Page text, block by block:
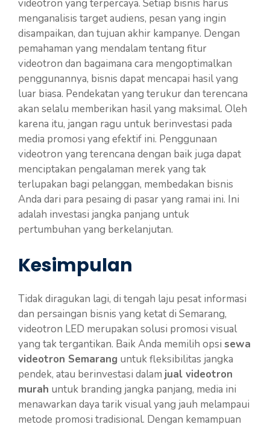
videotron yang terpercaya. Setiap bisnis harus
menganalisis target audiens, pesan yang ingin
disampaikan, dan tujuan akhir kampanye. Dengan
pemahaman yang mendalam tentang fitur
videotron dan bagaimana cara mengoptimalkan
penggunannya, bisnis dapat mencapai hasil yang
luar biasa. Pendekatan yang terukur dan terencana
akan selalu memberikan hasil yang maksimal. Oleh
karena itu, jangan ragu untuk berinvestasi pada
media promosi yang efektif ini. Penggunaan
videotron yang terencana dengan baik juga dapat
menciptakan pengalaman merek yang tak
terlupakan bagi pelanggan, membedakan bisnis
Anda dari para pesaing di pasar yang ramai ini. Ini
adalah investasi jangka panjang untuk
pertumbuhan yang berkelanjutan.
Kesimpulan
Tidak diragukan lagi, di tengah laju pesat informasi
dan persaingan bisnis yang ketat di Semarang,
videotron LED merupakan solusi promosi visual
yang tak tergantikan. Baik Anda memilih opsi sewa
videotron Semarang untuk fleksibilitas jangka
pendek, atau berinvestasi dalam jual videotron
murah untuk branding jangka panjang, media ini
menawarkan daya tarik visual yang jauh melampaui
metode promosi tradisional. Dengan kemampuan